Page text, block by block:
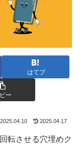
はてブ
ー
2025.04.10 2025.04.17
転させる穴埋めク